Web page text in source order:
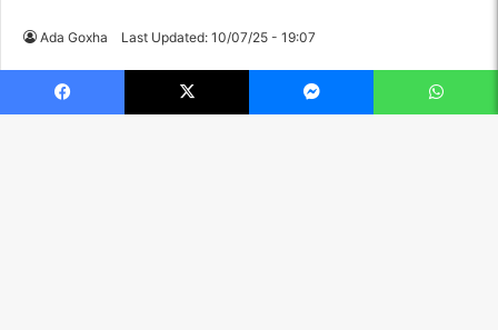
Facebook X Messenger WhatsApp